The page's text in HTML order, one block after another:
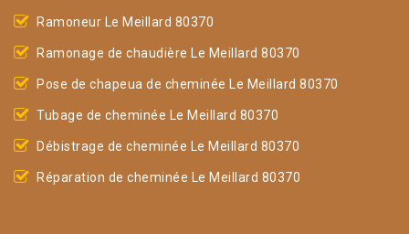
Ramoneur Le Meillard 80370
Ramonage de chaudière Le Meillard 80370
Pose de chapeua de cheminée Le Meillard 80370
Tubage de cheminée Le Meillard 80370
Débistrage de cheminée Le Meillard 80370
Réparation de cheminée Le Meillard 80370